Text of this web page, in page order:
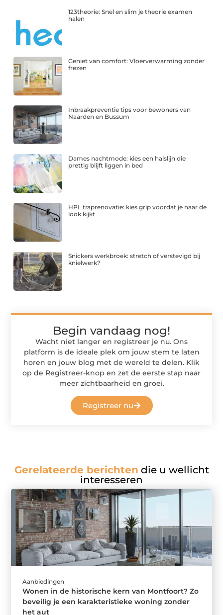
123theorie: Snel en slim je theorie examen
halen
Geniet van comfort: Vloerverwarming zonder
frezen
Inbraakpreventie tips voor bewoners van
Naarden en Bussum
Dames nachtmode: kies een halslijn die
prettig blijft liggen in bed
HPL traprenovatie: kies grip voordat je naar de
look kijkt
Snickers werkbroek: stretch of verstevigd bij
knielwerk?
Begin vandaag nog!
Wacht niet langer en registreer je nu. Ons
platform is de ideale plek om jouw stem te laten
horen en jouw blog met de wereld te delen. Klik
op de Registreer-knop en zet de eerste stap naar
meer zichtbaarheid en groei.
Registreer nu
Gerelateerde berichten die u wellicht
interesseren
Aanbiedingen
Wonen in de historische kern van Montfoort? Zo
beveilig je een karakteristieke woning zonder
het aut